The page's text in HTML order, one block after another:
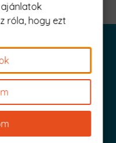
Ft értékű kuponod!
róla, hogy ezt